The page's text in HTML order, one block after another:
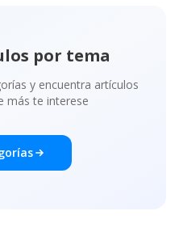
por tema
y encuentra artículos
más te interese